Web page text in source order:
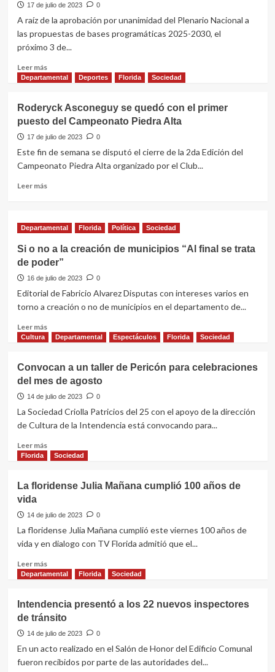
antes
de
comenzar
17 de julio de 2023 0
A raíz de la aprobación por unanimidad del Plenario Nacional a
las propuestas de bases programáticas 2025-2030, el
próximo 3 de...
Leer másLeer
más
será
sede
del
lanzamiento
la
Amplio
Departamental Deportes Florida Sociedad
Roderyck Asconeguy se quedó con el primer
puesto del Campeonato Piedra Alta
17 de julio de 2023 0
Este fin de semana se disputó el cierre de la 2da Edición del
Campeonato Piedra Alta organizado por el Club...
Leer másLeer
Asconeguy
quedó
con
el
primer
del
Campeonato
Piedra
Departamental Florida Política Sociedad
Si o no a la creación de municipios “Al final se trata
de poder”
16 de julio de 2023 0
Editorial de Fabricio Alvarez Disputas con intereses varios en
torno a creación o no de municipios en el departamento de...
Leer másLeer
más
o
no
a
la
de
“Al
trata
poder”
Cultura Departamental Espectáculos Florida Sociedad
Convocan a un taller de Pericón para celebraciones
del mes de agosto
14 de julio de 2023 0
La Sociedad Criolla Patricios del 25 con el apoyo de la dirección
de Cultura de la Intendencia está convocando para...
Leer másLeer
más
a
taller
de
para
del
agosto
Florida Sociedad
La floridense Julia Mañana cumplió 100 años de
vida
14 de julio de 2023 0
La floridense Julia Mañana cumplió este viernes 100 años de
vida y en dialogo con TV Florida admitió que el...
Leer másLeer
más
floridense
Julia
Mañana
cumplió
años
Departamental Florida Sociedad
Intendencia presentó a los 22 nuevos inspectores
de tránsito
14 de julio de 2023 0
En un acto realizado en el Salón de Honor del Edificio Comunal
fueron recibidos por parte de las autoridades del...